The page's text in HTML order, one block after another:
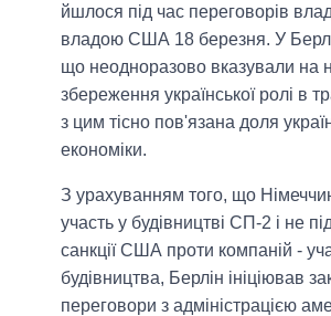
йшлося під час переговорів
владою США 18 березня. У
що неодноразово вказували на
збереження української ролі в
з цим тісно пов'язана доля
економіки.
З урахуванням того, що
участь у будівництві СП-2 і не
санкції США проти компаній -
будівництва, Берлін ініціював
переговори з адміністрацією